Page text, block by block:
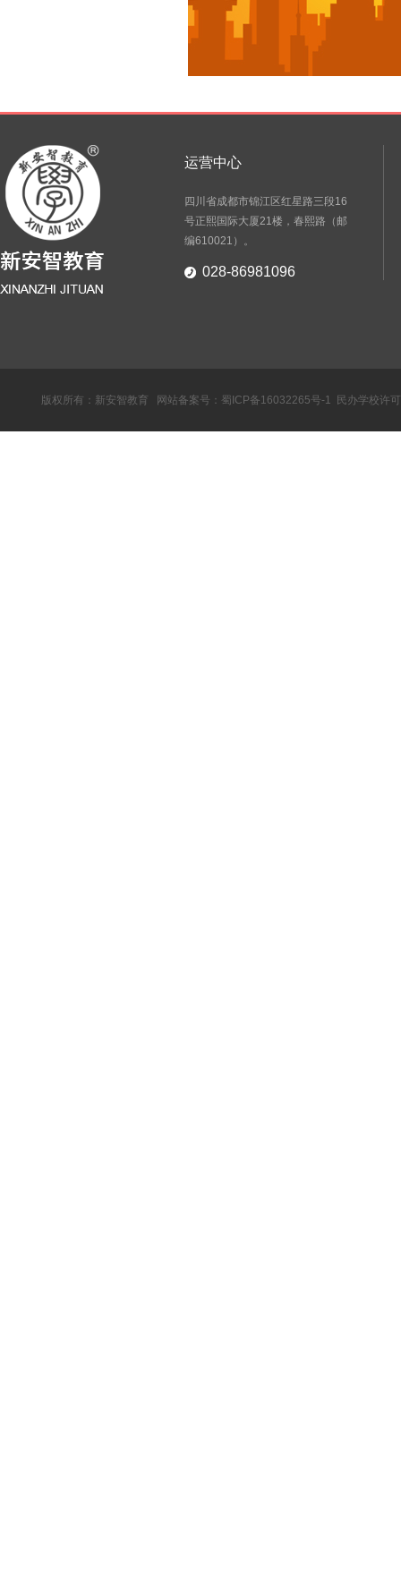
运营中心
四川省成都市锦江区红星路三段16
号正熙国际大厦21楼，春熙路（邮
编610021）。
028-86981096
版权所有：新安智教育 网站备案号： 蜀ICP备16032265号-1 民办学校许